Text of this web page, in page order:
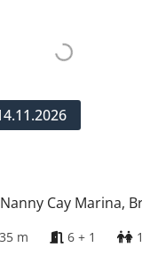
Cay Marina,
m 6 + 1